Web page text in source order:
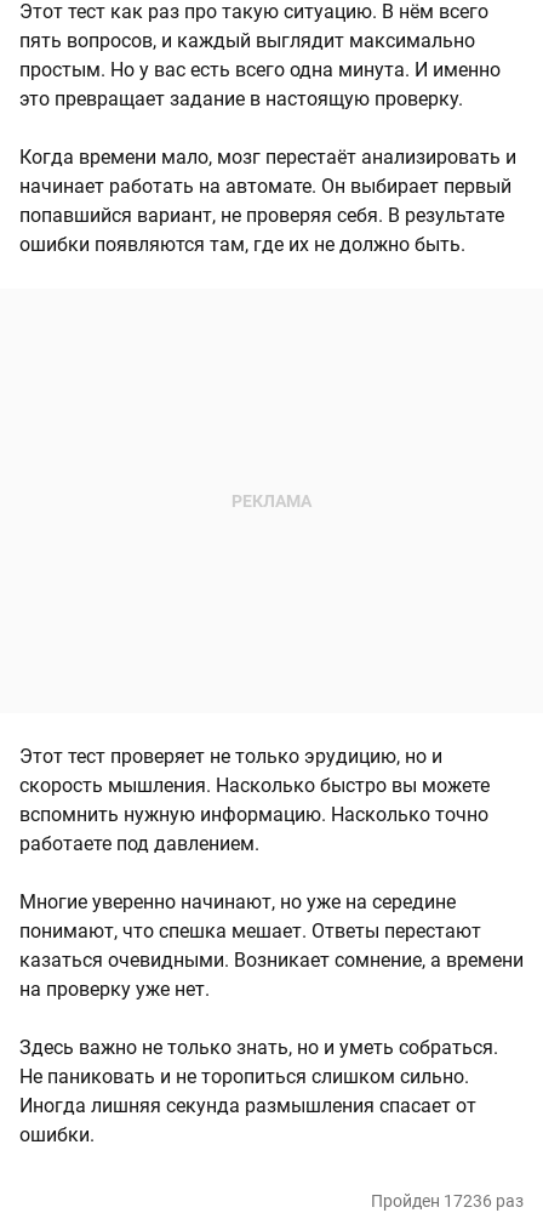
Этот тест как раз про такую ситуацию. В нём всего
пять вопросов, и каждый выглядит максимально
простым. Но у вас есть всего одна минута. И именно
это превращает задание в настоящую проверку.
Когда времени мало, мозг перестаёт анализировать и
начинает работать на автомате. Он выбирает первый
попавшийся вариант, не проверяя себя. В результате
ошибки появляются там, где их не должно быть.
Этот тест проверяет не только эрудицию, но и
скорость мышления. Насколько быстро вы можете
вспомнить нужную информацию. Насколько точно
работаете под давлением.
Многие уверенно начинают, но уже на середине
понимают, что спешка мешает. Ответы перестают
казаться очевидными. Возникает сомнение, а времени
на проверку уже нет.
Здесь важно не только знать, но и уметь собраться.
Не паниковать и не торопиться слишком сильно.
Иногда лишняя секунда размышления спасает от
ошибки.
Пройден 17236 раз